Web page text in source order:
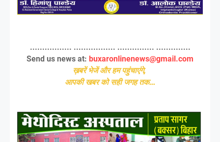
................. ................. ............... ..............
Send us news at: buxaronlinenews@gmail.com
ख़बरें भेजें और हम पहुंचाएंगे,
आपकी खबर को सही जगह तक...